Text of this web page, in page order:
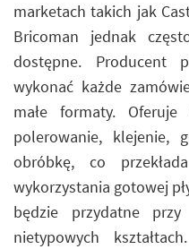
marketach takich jak
Bricoman jednak
dostępne.
wykonać każde
małe formaty.
polerowanie, klejenie,
obróbkę, co
wykorzystania gotowej
będzie przydatne
nietypowych